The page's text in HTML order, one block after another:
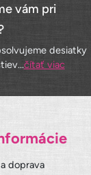
vám pri
desiatky
čítať viac
doprava